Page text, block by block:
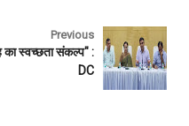
Previous
का स्वच्छता संकल्प" :
DC